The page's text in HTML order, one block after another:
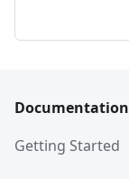
Documentation
Getting Started